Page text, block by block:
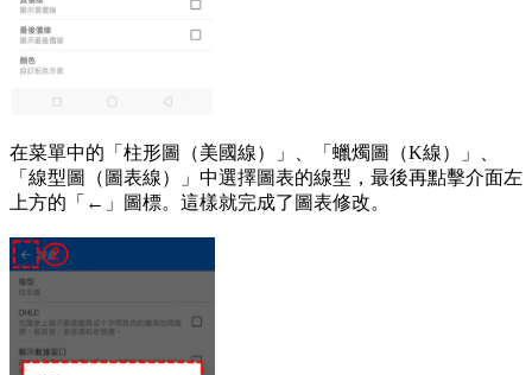
在菜單中的「柱形圖（美國線）」、「蠟燭圖（K線）」、
「線型圖（圖表線）」中選擇圖表的線型，最後再點擊介面左
上方的「←」圖標。這樣就完成了圖表修改。